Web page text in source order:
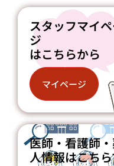
スタッフマイ
ジ
はこちらから
マイページ
医師・看護師
人情報はこち